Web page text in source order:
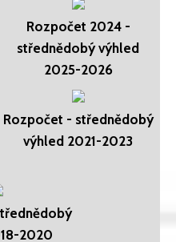
Rozpočet 2024 -
střednědobý výhled
2025-2026
Rozpočet - střednědobý
výhled 2021-2023
2020